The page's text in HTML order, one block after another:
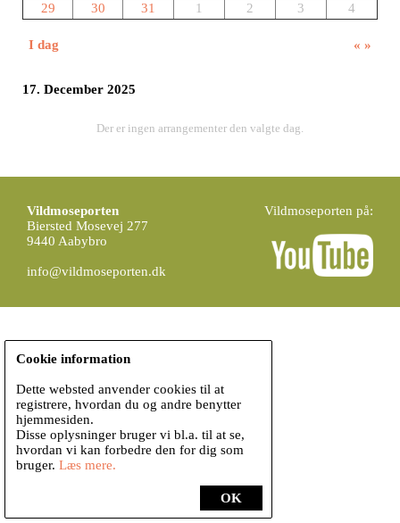
29
30 31 1 2 3 4
I dag « »
17. December 2025
Der er ingen arrangementer den valgte dag.
Vildmoseporten
Biersted Mosevej 277
9440 Aabybro
info@vildmoseporten.dk
Vildmoseporten på:
OK
Cookie information
Dette websted anvender cookies til at
registrere, hvordan du og andre benytter
hjemmesiden.
Disse oplysninger bruger vi bl.a. til at se,
hvordan vi kan forbedre den for dig som
bruger. Læs mere.